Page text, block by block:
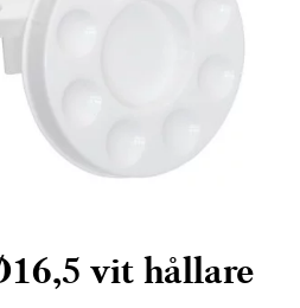
vit hållare